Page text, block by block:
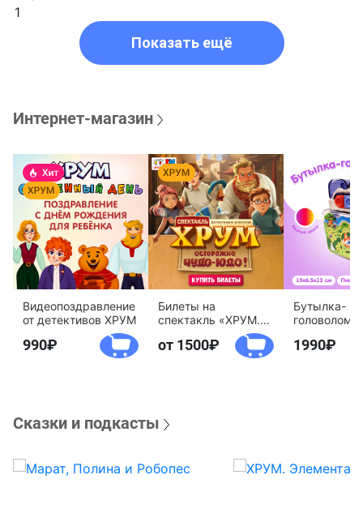
Показать ещё
Интернет-магазин
Видеопоздравление
от детективов ХРУМ
990
Билеты на
спектакль «ХРУМ.
Осторожно, Чудо-
Юдо!»
от 1500
Бутылка-
агентство
1990
Сказки и подкасты